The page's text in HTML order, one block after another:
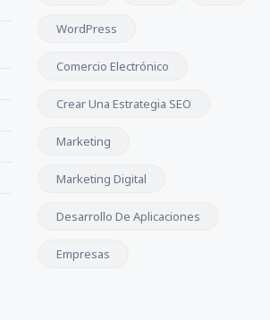
WordPress
Comercio Electrónico
Crear Una Estrategia SEO
Marketing
Marketing Digital
Desarrollo De Aplicaciones
Empresas